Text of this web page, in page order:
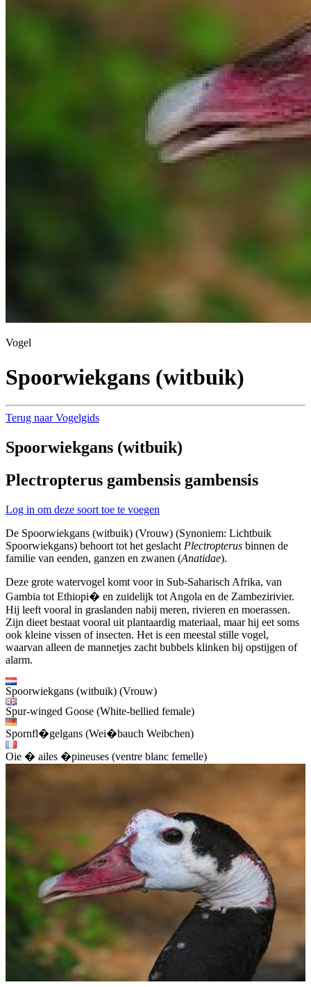
Vogel
Spoorwiekgans (witbuik)
Terug naar Vogelgids
Spoorwiekgans (witbuik)
Plectropterus gambensis gambensis
Log in om deze soort toe te voegen
De Spoorwiekgans (witbuik) (Vrouw) (Synoniem: Lichtbuik
Spoorwiekgans) behoort tot het geslacht Plectropterus binnen de
familie van eenden, ganzen en zwanen (Anatidae).
Deze grote watervogel komt voor in Sub-Saharisch Afrika, van
Gambia tot Ethiopi� en zuidelijk tot Angola en de Zambezirivier.
Hij leeft vooral in graslanden nabij meren, rivieren en moerassen.
Zijn dieet bestaat vooral uit plantaardig materiaal, maar hij eet soms
ook kleine vissen of insecten. Het is een meestal stille vogel,
waarvan alleen de mannetjes zacht bubbels klinken bij opstijgen of
alarm.
Spoorwiekgans (witbuik) (Vrouw)
Spur-winged Goose (White-bellied female)
Spornfl�gelgans (Wei�bauch Weibchen)
Oie � ailes �pineuses (ventre blanc femelle)